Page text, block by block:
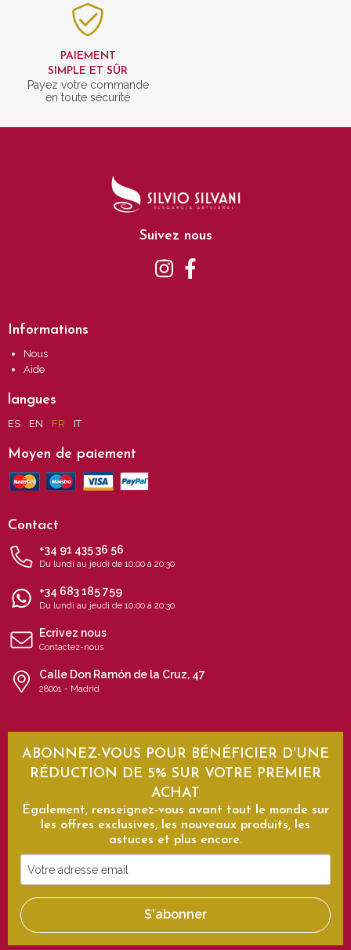
PAIEMENT
SIMPLE ET SÛR
Payez votre commande
en toute sécurité
Suivez nous
Informations
Nous
Aide
langues
ES EN FR IT
Moyen de paiement
Contact
+34 91 435 36 56
Du lundi au jeudi de 10:00 à 20:30
+34 683 185 759
Du lundi au jeudi de 10:00 à 20:30
Ecrivez nous
Contactez-nous
Calle Don Ramón de la Cruz, 47
28001 - Madrid
ABONNEZ-VOUS POUR BÉNÉFICIER D'UNE
RÉDUCTION DE 5% SUR VOTRE PREMIER
ACHAT
Également, renseignez-vous avant tout le monde sur
les offres exclusives, les nouveaux produits, les
astuces et plus encore.
Votre
adresse
email
S'abonner